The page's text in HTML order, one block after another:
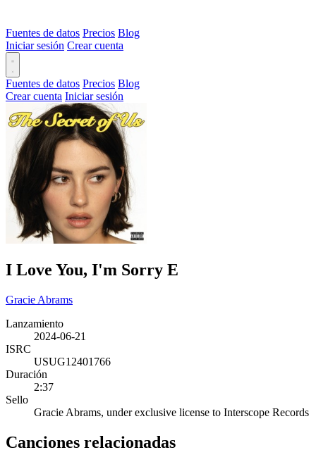
Fuentes de datos Precios Blog
Iniciar sesión Crear cuenta
Fuentes de datos Precios Blog
Crear cuenta Iniciar sesión
I Love You, I'm Sorry E
Gracie Abrams
Lanzamiento
2024-06-21
ISRC
USUG12401766
Duración
2:37
Sello
Gracie Abrams, under exclusive license to Interscope Records
Canciones relacionadas